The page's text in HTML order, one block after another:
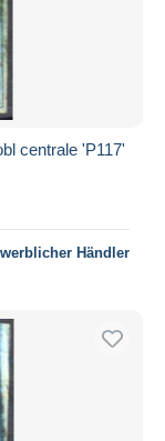
centrale 'P117'
Händler